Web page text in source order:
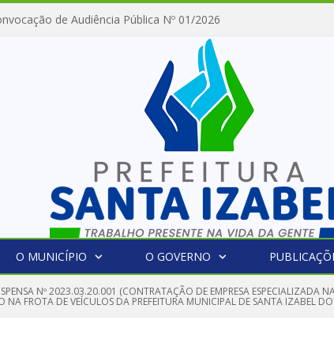
de Audiência Pública Nº 01/2026
O MUNICÍPIO O GOVERNO
Nº 2023.03.20.001 (CONTRATAÇÃO DE EMPRESA ESPECIALIZADA
NA FROTA DE VEÍCULOS DA PREFEITURA MUNICIPAL DE SANTA IZABEL